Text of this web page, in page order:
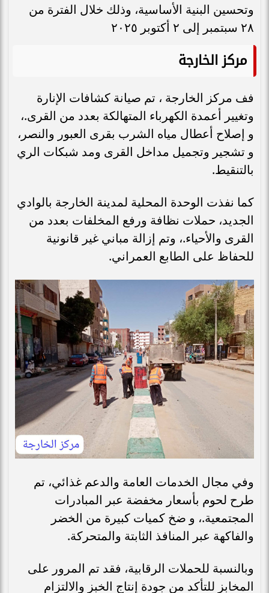
وتحسين البنية الأساسية، وذلك خلال الفترة من
٢٨ سبتمبر إلى ٢ أكتوبر ٢٠٢٥
مركز الخارجة
فف مركز الخارجة ، تم صيانة كشافات الإنارة
وتغيير أعمدة الكهرباء المتهالكة بعدد من القرى.،
و إصلاح أعطال مياه الشرب بقرى العبور والنصر،
و تشجير وتجميل مداخل القرى ومد شبكات الري
بالتنقيط.
كما نفذت الوحدة المحلية لمدينة الخارجة بالوادي
الجديد، حملات نظافة ورفع المخلفات بعدد من
القرى والأحياء.، وتم إزالة مباني غير قانونية
للحفاظ على الطابع العمراني.
وفي مجال الخدمات العامة والدعم غذائي، تم
طرح لحوم بأسعار مخفضة عبر المبادرات
المجتمعية.، و ضخ كميات كبيرة من الخضر
والفاكهة عبر المنافذ الثابتة والمتحركة.
وبالنسبة للحملات الرقابية، فقد تم المرور على
المخابز للتأكد من جودة إنتاج الخبز والالتزام